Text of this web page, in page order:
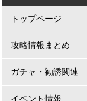
トップページ
攻略情報まとめ
ガチャ・勧誘関連
イベント情報